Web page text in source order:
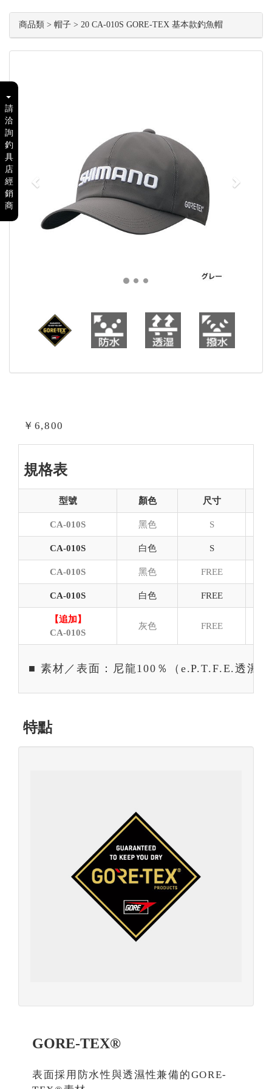
請
洽
詢
釣
具
店
經
銷
商
商品類 > 帽子 > 20 CA-010S GORE-TEX 基本款釣魚帽
￥6,800
規格表
型號 顏色 尺寸
CA-010S 黑色 S
CA-010S 白色 S
CA-010S 黑色 FREE
CA-010S 白色 FREE
【追加】
CA-010S
灰色 FREE
■ 素材／表面：尼龍100％（e.P.T.F.E.透濕
特點
GORE-TEX®
表面採用防水性與透濕性兼備的GORE-